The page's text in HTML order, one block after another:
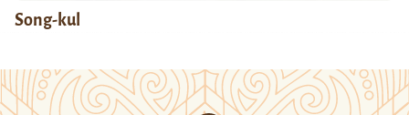
Song-kul